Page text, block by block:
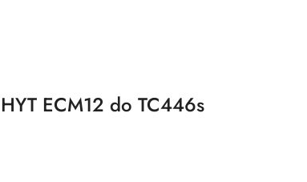
ECM12 do TC446s